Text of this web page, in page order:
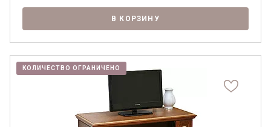
В КОРЗИНУ
КОЛИЧЕСТВО ОГРАНИЧЕНО